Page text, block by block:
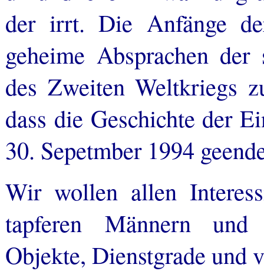
der irrt. Die Anfänge
geheime Absprachen der
des Zweiten Weltkriegs
dass die Geschichte der
30. Sepetmber 1994
Wir wollen allen
tapferen Männern und
Objekte, Dienstgrade und